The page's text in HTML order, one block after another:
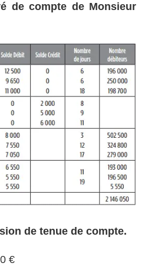
de compte de Monsieur
de tenue de compte.
€